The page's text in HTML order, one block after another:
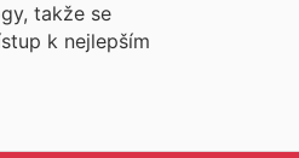
takže se
k nejlepším